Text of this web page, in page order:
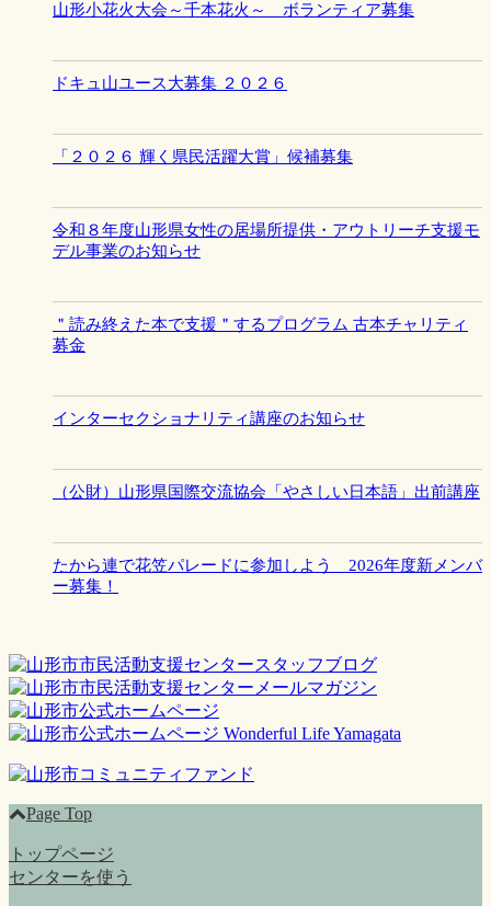
山形小花火大会～千本花火～ ボランティア募集
ドキュ山ユース大募集 ２０２６
「２０２６ 輝く県民活躍大賞」候補募集
令和８年度山形県女性の居場所提供・アウトリーチ支援モ
デル事業のお知らせ
＂読み終えた本で支援＂するプログラム 古本チャリティ
募金
インターセクショナリティ講座のお知らせ
（公財）山形県国際交流協会「やさしい日本語」出前講座
たから連で花笠パレードに参加しよう 2026年度新メンバ
ー募集！
Page Top
トップページ
センターを使う